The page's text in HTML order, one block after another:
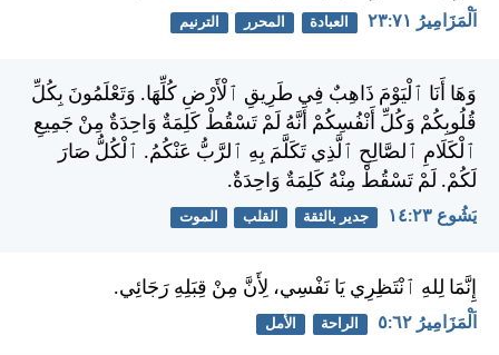
اَلْمَزَامِيرُ ٧١:‏٢٣ العبادة المحرر الترنيم
وَهَا أَنَا ٱلْيَوْمَ ذَاهِبٌ فِي طَرِيقِ ٱلْأَرْضِ كُلِّهَا. وَتَعْلَمُونَ بِكُلِّ
قُلُوبِكُمْ وَكُلِّ أَنْفُسِكُمْ أَنَّهُ لَمْ تَسْقُطْ كَلِمَةٌ وَاحِدَةٌ مِنْ جَمِيعِ
ٱلْكَلَامِ ٱلصَّالِحِ ٱلَّذِي تَكَلَّمَ بِهِ ٱلرَّبُّ عَنْكُمُ. ٱلْكُلُّ صَارَ
لَكُمْ. لَمْ تَسْقُطْ مِنْهُ كَلِمَةٌ وَاحِدَةٌ.
يَشُوع ٢٣:‏١٤ جدير بالثقة القلب الموت
إِنَّمَا لِلهِ ٱنْتَظِرِي يَا نَفْسِي، لِأَنَّ مِنْ قِبَلِهِ رَجَائِي.
اَلْمَزَامِيرُ ٦٢:‏٥ الراحة الأمل